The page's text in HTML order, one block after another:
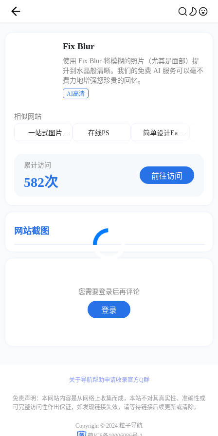
Fix Blur
使用 Fix Blur 将模糊的照片（尤其是面部）提
升到水晶般清晰。我们的免费 AI 服务可以毫不
费力地增强您珍贵的回忆。
AI高清
相似网站
一站式图片工具 在线PS 简单设计EasyDesign
累计访问
582次 前往访问
网站截图
您需要登录后再评论
登录
关于导航帮助申请收录官方Q群
免责声明：本网站内容是从网络上收集而成，本站不对其真实性、准确性或
可完整访问性作出保证，如发现链接失效，请等待链接后续更新或清除。
Copyright © 2024 粒子导航